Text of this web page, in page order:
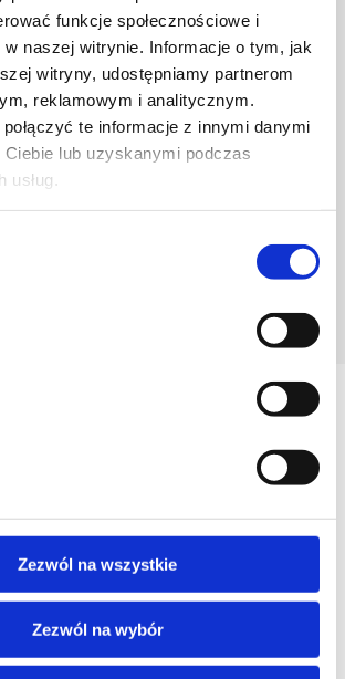
funkcje społecznościowe i
w naszej witrynie. Informacje o tym, jak
witryny, udostępniamy partnerom
reklamowym i analitycznym.
te informacje z innymi danymi
lub uzyskanymi podczas
Zezwól na wszystkie
Zezwól na wybór